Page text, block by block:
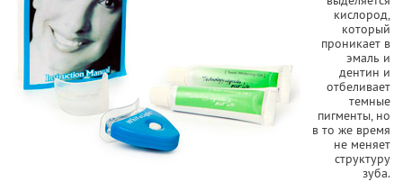
кислород,
который
проникает в
эмаль и
дентин и
отбеливает
темные
пигменты, но
в то же время
не меняет
структуру
зуба.